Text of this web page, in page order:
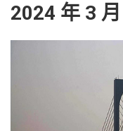
2024 年 3 月